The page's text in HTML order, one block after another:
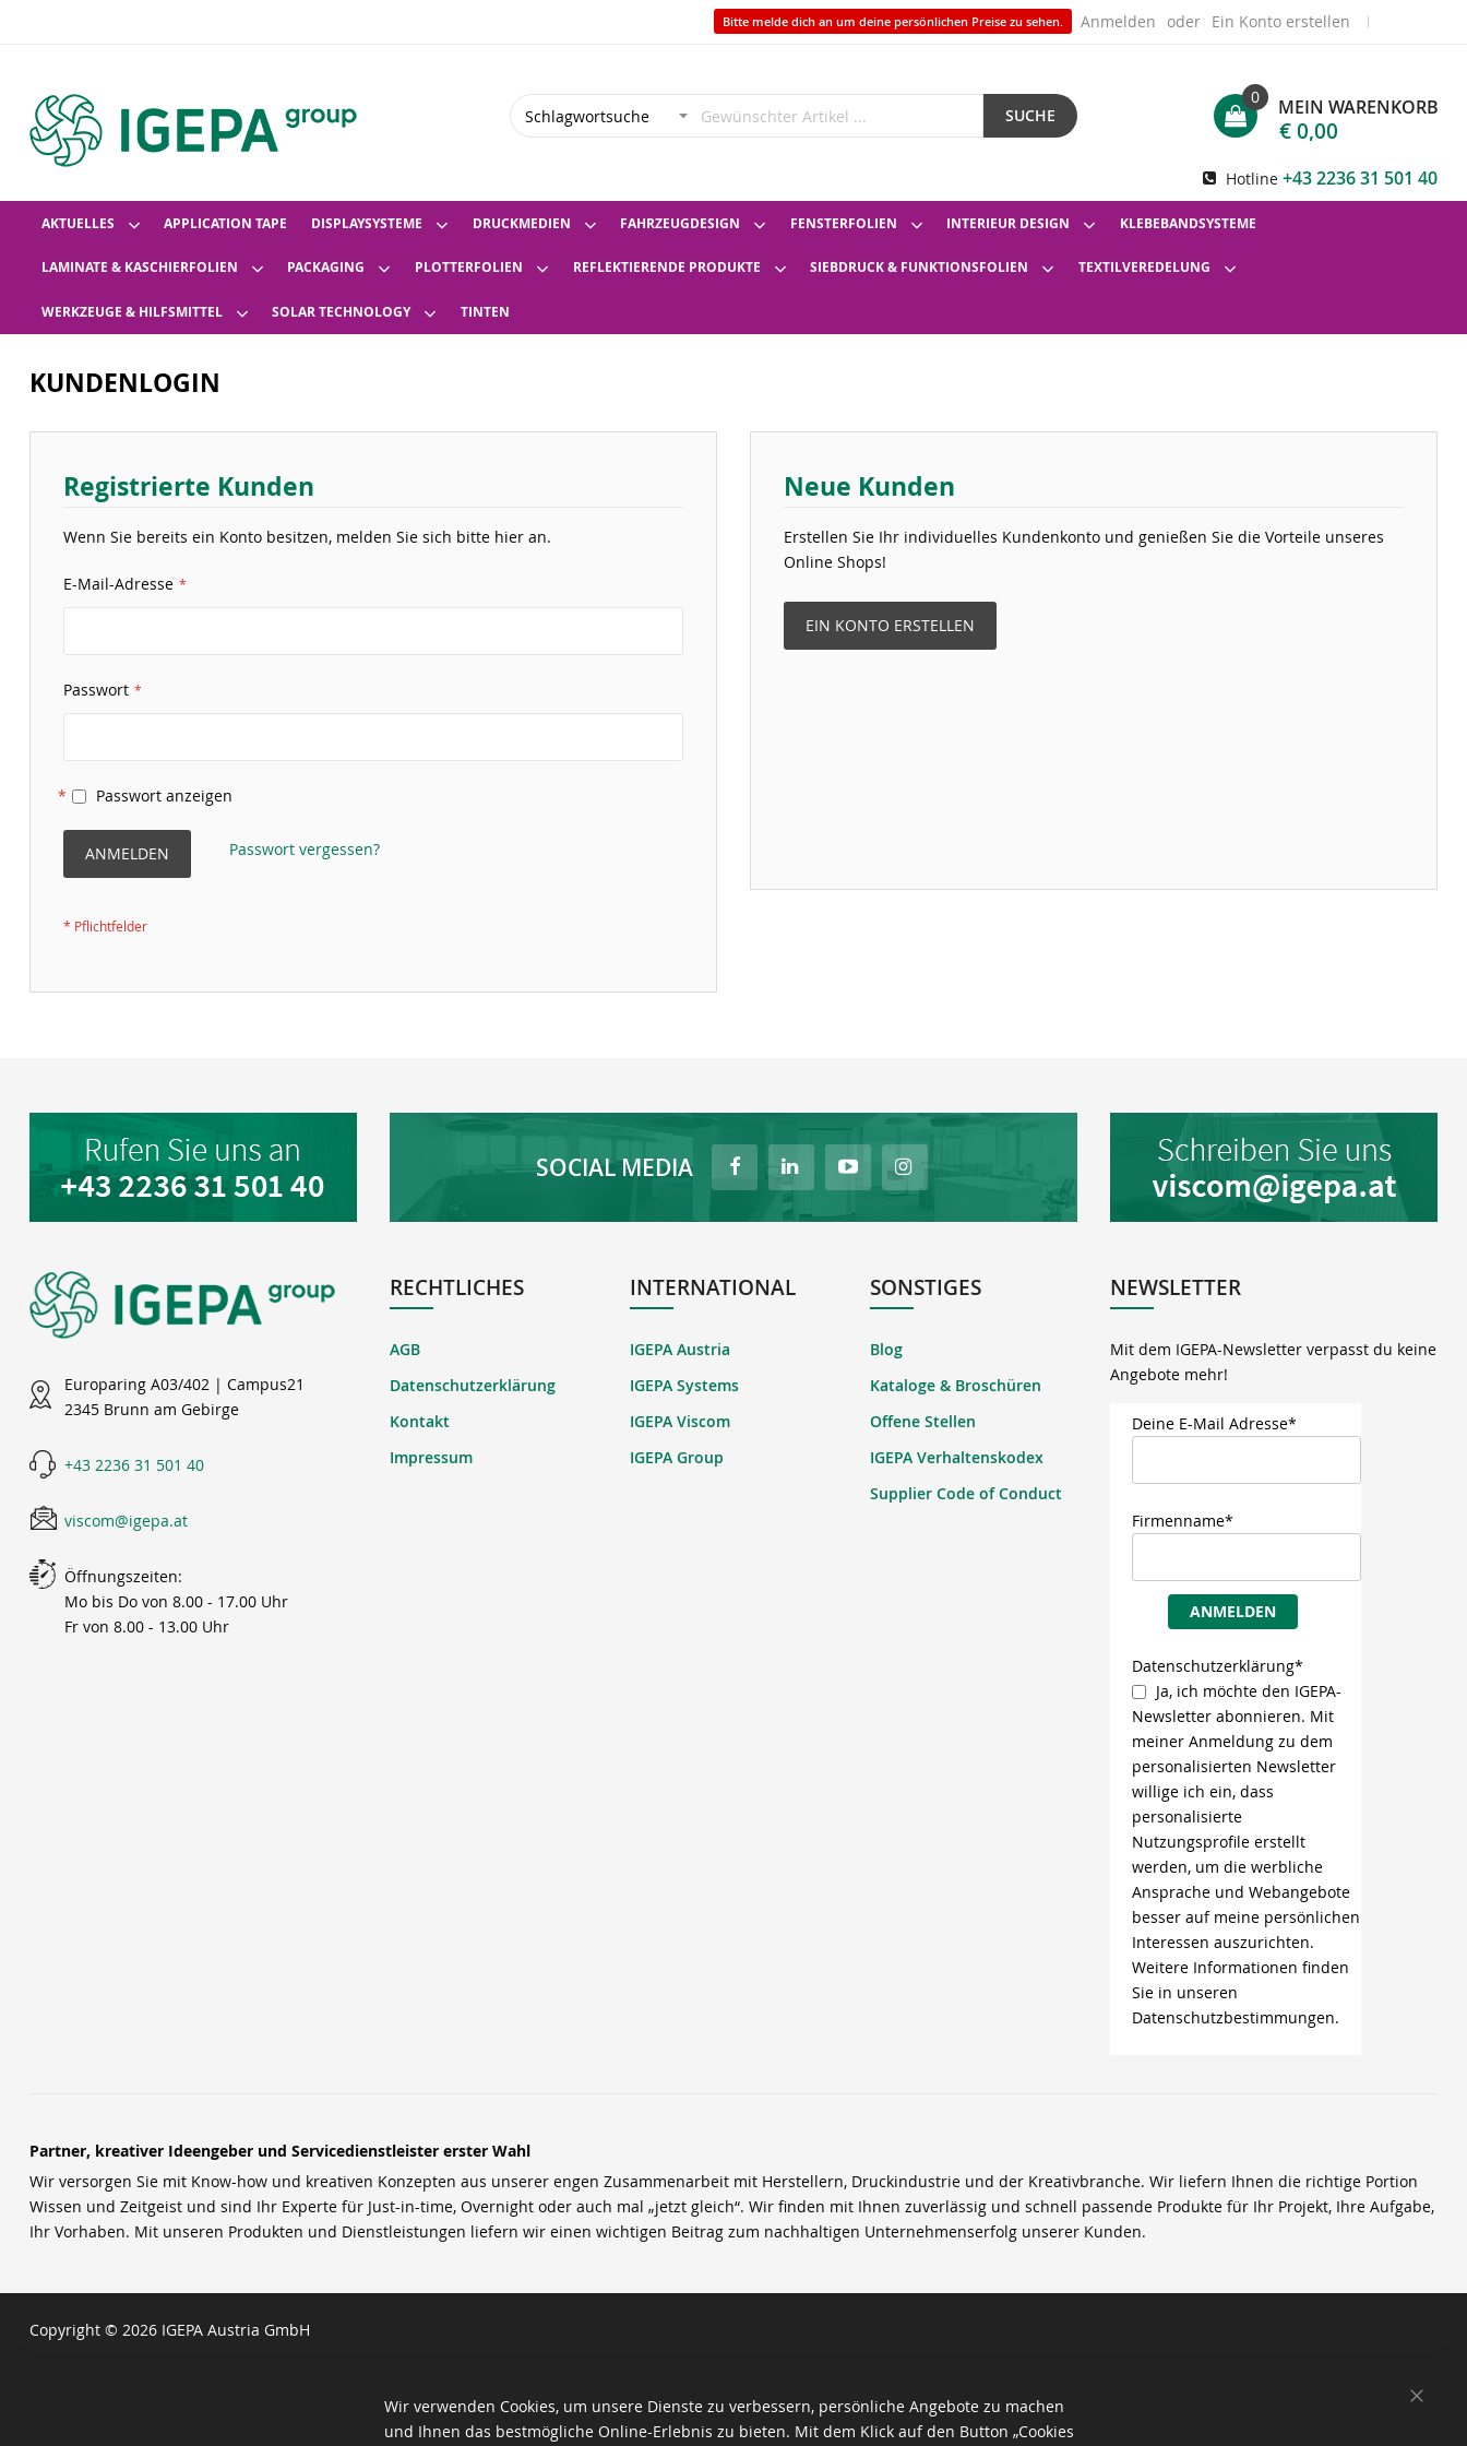
Bitte melde dich an um deine persönlichen Preise zu sehen. Anmelden Ein Konto erstellen
SUCHE MEIN WARENKORB
0
€ 0,00
Hotline +43 2236 31 501 40
AKTUELLES APPLICATION TAPE DISPLAYSYSTEME DRUCKMEDIEN FAHRZEUGDESIGN FENSTERFOLIEN INTERIEUR DESIGN KLEBEBANDSYSTEME
LAMINATE & KASCHIERFOLIEN PACKAGING PLOTTERFOLIEN REFLEKTIERENDE PRODUKTE SIEBDRUCK & FUNKTIONSFOLIEN TEXTILVEREDELUNG
WERKZEUGE & HILFSMITTEL SOLAR TECHNOLOGY TINTEN
KUNDENLOGIN
Registrierte Kunden
Wenn Sie bereits ein Konto besitzen, melden Sie sich bitte hier an.
E-Mail-Adresse
Passwort
Passwort anzeigen
ANMELDEN Passwort vergessen?
Neue Kunden
Erstellen Sie Ihr individuelles Kundenkonto und genießen Sie die Vorteile unseres
Online Shops!
EIN KONTO ERSTELLEN
SOCIAL MEDIA
Europaring A03/402 | Campus21
2345 Brunn am Gebirge
+43 2236 31 501 40
viscom@igepa.at
Öffnungszeiten:
Mo bis Do von 8.00 - 17.00 Uhr
Fr von 8.00 - 13.00 Uhr
RECHTLICHES
AGB
Datenschutzerklärung
Kontakt
Impressum
INTERNATIONAL
IGEPA Austria
IGEPA Systems
IGEPA Viscom
IGEPA Group
SONSTIGES
Blog
Kataloge & Broschüren
Offene Stellen
IGEPA Verhaltenskodex
Supplier Code of Conduct
NEWSLETTER
Mit dem IGEPA-Newsletter verpasst du keine
Angebote mehr!
Deine E-Mail Adresse*
Firmenname*
ANMELDEN
Datenschutzerklärung*
Ja, ich möchte den IGEPA-
Newsletter abonnieren. Mit
meiner Anmeldung zu dem
personalisierten Newsletter
willige ich ein, dass
personalisierte
Nutzungsprofile erstellt
werden, um die werbliche
Ansprache und Webangebote
besser auf meine persönlichen
Interessen auszurichten.
Weitere Informationen finden
Sie in unseren
Datenschutzbestimmungen.
Partner, kreativer Ideengeber und Servicedienstleister erster Wahl
Wir versorgen Sie mit Know-how und kreativen Konzepten aus unserer engen Zusammenarbeit mit Herstellern, Druckindustrie und der Kreativbranche. Wir liefern Ihnen die richtige Portion
Wissen und Zeitgeist und sind Ihr Experte für Just-in-time, Overnight oder auch mal „jetzt gleich“. Wir finden mit Ihnen zuverlässig und schnell passende Produkte für Ihr Projekt, Ihre Aufgabe,
Ihr Vorhaben. Mit unseren Produkten und Dienstleistungen liefern wir einen wichtigen Beitrag zum nachhaltigen Unternehmenserfolg unserer Kunden.
Copyright © 2026 IGEPA Austria GmbH
Wir verwenden Cookies, um unsere Dienste zu verbessern, persönliche Angebote zu machen
und Ihnen das bestmögliche Online-Erlebnis zu bieten. Mit dem Klick auf den Button „Cookies